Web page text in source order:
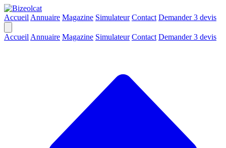
Accueil Annuaire Magazine Simulateur Contact Demander 3 devis
Accueil Annuaire Magazine Simulateur Contact Demander 3 devis